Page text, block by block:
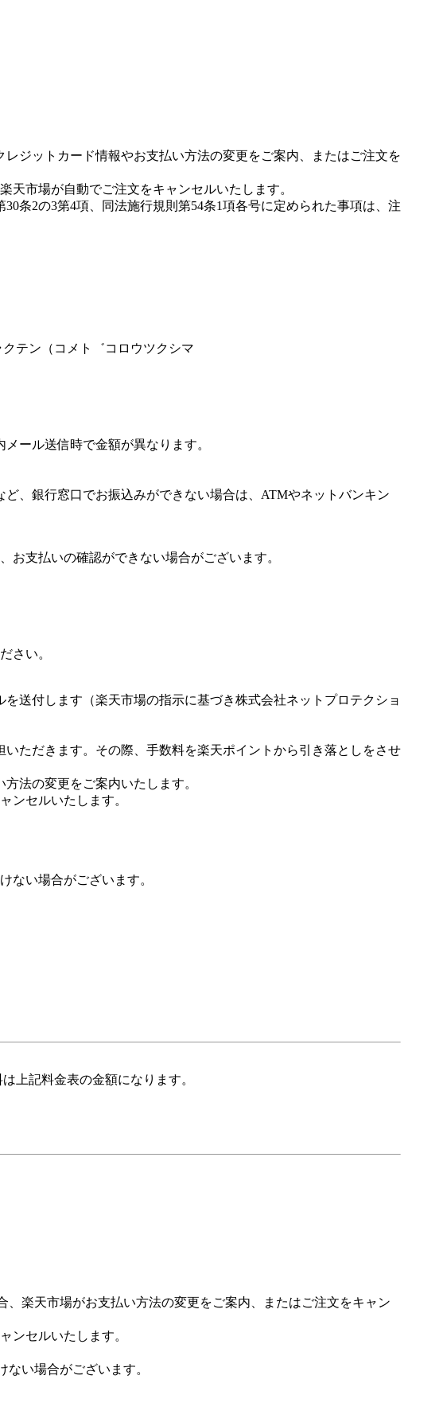
ジットカード情報やお支払い方法の変更をご案内、またはご注文を
天市場が自動でご注文をキャンセルいたします。
条2の3第4項、同法施行規則第54条1項各号に定められた事項は、注
テン（コメト゛コロウツクシマ
ール送信時で金額が異なります。
、銀行窓口でお振込みができない場合は、ATMやネットバンキン
支払いの確認ができない場合がございます。
さい。
送付します（楽天市場の指示に基づき株式会社ネットプロテクショ
ただきます。その際、手数料を楽天ポイントから引き落としをさせ
法の変更をご案内いたします。
ンセルいたします。
ない場合がございます。
上記料金表の金額になります。
楽天市場がお支払い方法の変更をご案内、またはご注文をキャン
ンセルいたします。
い場合がございます。